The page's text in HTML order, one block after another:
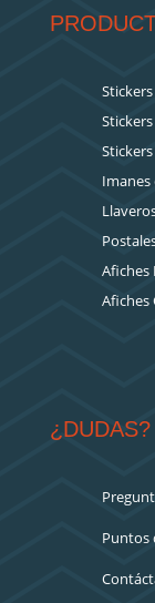
Imanes
Afiches
Afiches
¿DUDAS?
Puntos